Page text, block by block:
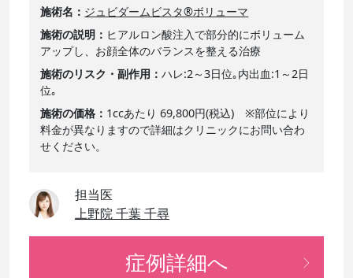
施術名
ジュビダームビスタ®ボリューマ
施術の説明
ヒアルロン酸注入で部分的にボリューム
アップし、お顔全体のバランスを整える治療
施術のリスク・副作用
ハレ:2～3日位｡内出血:1～2日
位｡
施術の価格
1ccあたり 69,800円(税込) ※部位により
料金が異なりますので詳細はクリニックにお問い合わ
せください。
担当医
上野院 千葉 千尋
症例詳細へ